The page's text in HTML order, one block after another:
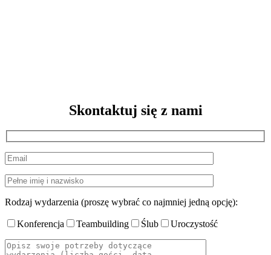
Skontaktuj się z nami
Rodzaj wydarzenia (proszę wybrać co najmniej jedną opcję):
Konferencja Teambuilding Ślub Uroczystość